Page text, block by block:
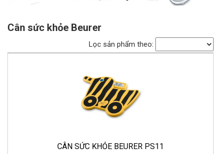
Cân sức khỏe Beurer
Lọc sản phẩm theo:
CÂN SỨC KHỎE BEURER PS11